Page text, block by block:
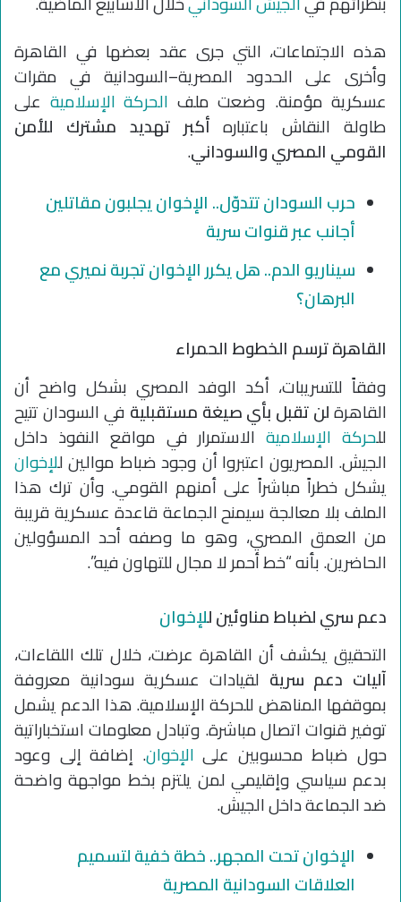
هذه الاجتماعات، التي جرى عقد بعضها في القاهرة
وأخرى على الحدود المصرية–السودانية في مقرات
عسكرية مؤمنة. وضعت ملف الحركة الإسلامية على
طاولة النقاش باعتباره أكبر تهديد مشترك للأمن
القومي المصري والسوداني.
حرب السودان تتدوّل.. الإخوان يجلبون مقاتلين
أجانب عبر قنوات سرية
سيناريو الدم.. هل يكرر الإخوان تجربة نميري مع
البرهان؟
القاهرة ترسم الخطوط الحمراء
وفقاً للتسريبات، أكد الوفد المصري بشكل واضح أن
القاهرةلن تقبل بأي صيغة مستقبلية في السودان تتيح
للحركة الإسلاميةالاستمرار في مواقع النفوذ داخل
الجيش. المصريون اعتبروا أن وجود ضباط موالين للإخوان
يشكل خطراً مباشراً على أمنهم القومي. وأن ترك هذا
الملف بلا معالجة سيمنح الجماعة قاعدة عسكرية قريبة
من العمق المصري، وهو ما وصفه أحد المسؤولين
الحاضرين. بأنه “خط أحمر لا مجال للتهاون فيه”.
دعم سري لضباط مناوئين للإخوان
التحقيق يكشف أن القاهرة عرضت، خلال تلك اللقاءات،
آليات دعم سرية لقيادات عسكرية سودانية معروفة
بموقفها المناهض للحركة الإسلامية. هذا الدعم يشمل
توفير قنوات اتصال مباشرة. وتبادل معلومات استخباراتية
حول ضباط محسوبين علىالإخوان. إضافة إلى وعود
بدعم سياسي وإقليمي لمن يلتزم بخط مواجهة واضحة
ضد الجماعة داخل الجيش.
الإخوان تحت المجهر.. خطة خفية لتسميم
العلاقات السودانية المصرية